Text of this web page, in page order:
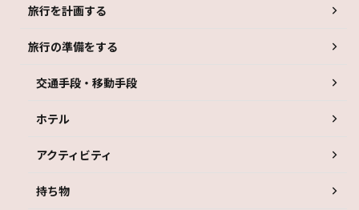
旅行を計画する
旅行の準備をする
交通手段・移動手段
ホテル
アクティビティ
持ち物